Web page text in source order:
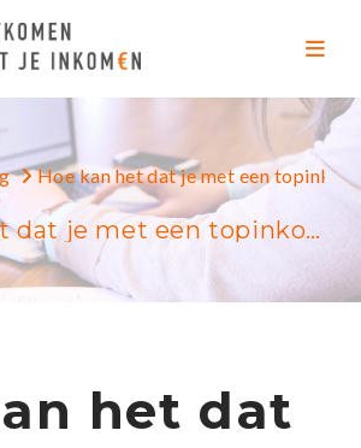
Hoe kan het dat je met een
Hoe kan het dat je met een topinkomen toch niet kan sparen!?
het dat